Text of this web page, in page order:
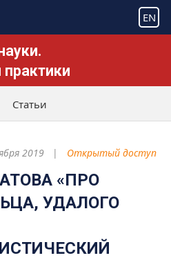
EN
Статьи
2019 Открытый доступ
«ПРО
УДАЛОГО